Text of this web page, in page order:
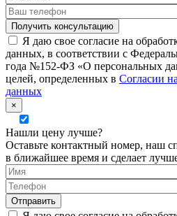
Я даю свое согласие на
данных, в соответствии с
года №152-ФЗ «О персональных
целей, определенных в Согласии
данных
×
Нашли цену лучше?
Оставьте контактный номер, наш
в ближайшее время и сделает